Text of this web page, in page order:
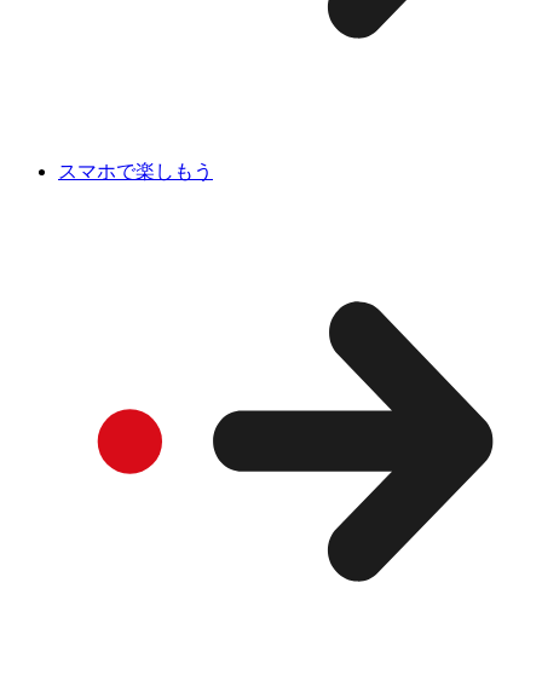
スマホで楽しもう